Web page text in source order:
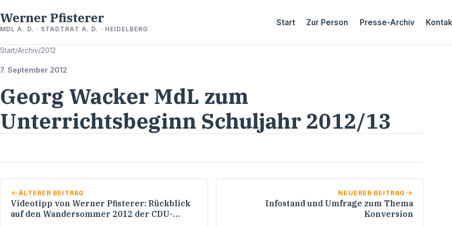
Werner Pfisterer
MDL A. D. · STADTRAT A. D. · HEIDELBERG
Start Zur Person Presse-Archiv
Start/Archiv/2012
7. September 2012
Georg Wacker MdL zum
Unterrichtsbeginn Schuljahr 2012/13
ÄLTERER BEITRAG
Videotipp von Werner Pfisterer: Rückblick
auf den Wandersommer 2012 der CDU-
NEUERER BEITRAG
Infostand und Umfrage zum Thema
Konversion